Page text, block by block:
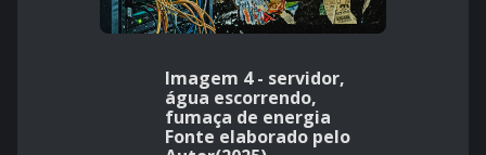
Imagem 4 - servidor,
água escorrendo,
fumaça de energia
Fonte elaborado pelo